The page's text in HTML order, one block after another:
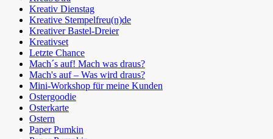
Kreativ Dienstag
Kreative Stempelfreu(n)de
Kreativer Bastel-Dreier
Kreativset
Letzte Chance
Mach´s auf! Mach was draus?
Mach's auf – Was wird draus?
Mini-Workshop für meine Kunden
Ostergoodie
Osterkarte
Ostern
Paper Pumkin